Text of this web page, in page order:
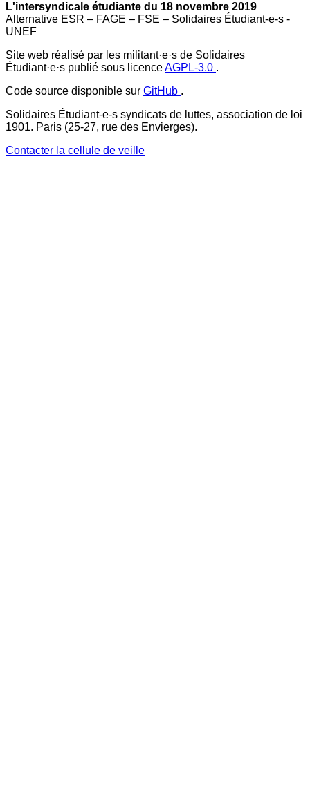
L'intersyndicale étudiante du 18 novembre 2019
Alternative ESR – FAGE – FSE – Solidaires Étudiant-e-s -
UNEF
Site web réalisé par les militant·e·s de Solidaires
Étudiant·e·s publié sous licenceAGPL-3.0 .
Code source disponible sur GitHub .
Solidaires Étudiant-e-s syndicats de luttes, association de loi
1901. Paris (25-27, rue des Envierges).
Contacter la cellule de veille